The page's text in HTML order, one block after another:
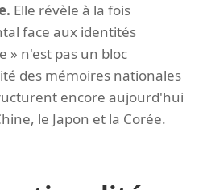
Elle révèle à la fois
face aux identités
» n'est pas un bloc
des mémoires nationales
encore aujourd'hui
le Japon et la Corée.